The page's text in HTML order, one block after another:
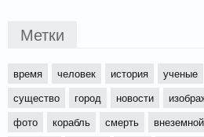
Метки
время человек история ученые
существо
город новости
фото
корабль смерть внеземной